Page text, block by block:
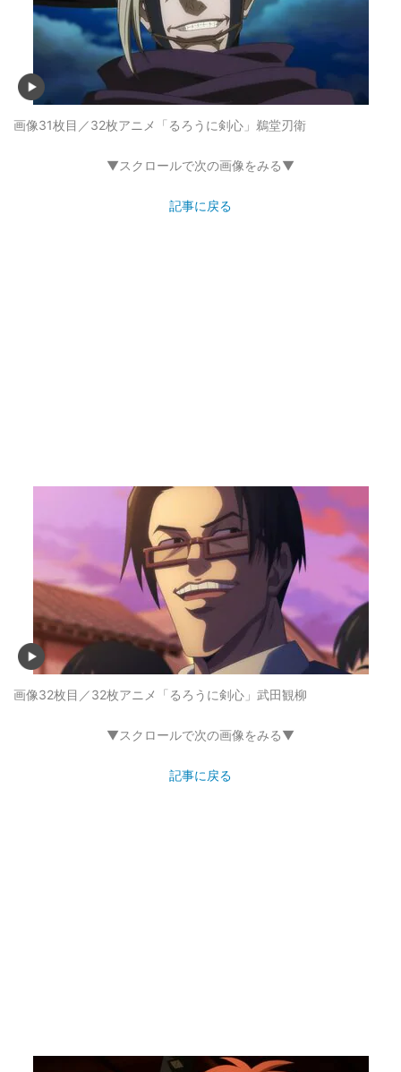
画像31枚目／32枚アニメ「るろうに剣心」鵜堂刃衛
▼スクロールで次の画像をみる▼
記事に戻る
画像32枚目／32枚アニメ「るろうに剣心」武田観柳
▼スクロールで次の画像をみる▼
記事に戻る